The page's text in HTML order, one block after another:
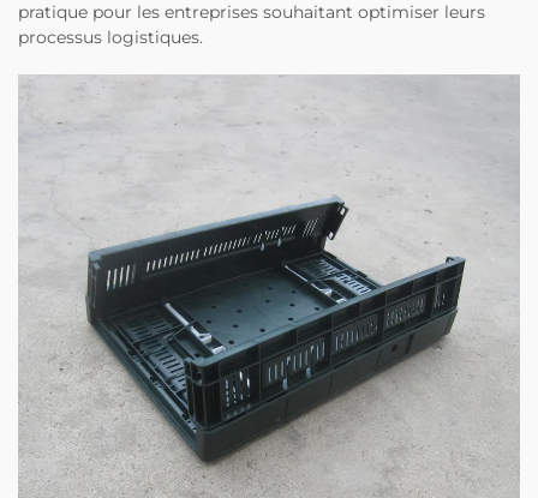
pratique pour les entreprises souhaitant optimiser leurs
processus logistiques.